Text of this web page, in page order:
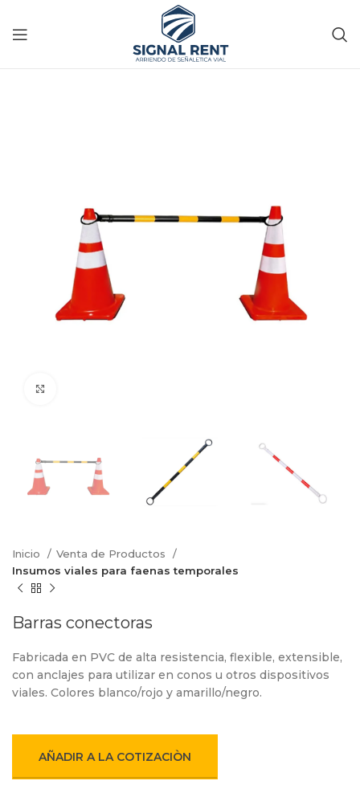
Inicio
Venta de Productos
Insumos viales para faenas temporales
Barras conectoras
Fabricada en PVC de alta resistencia, flexible, extensible,
con anclajes para utilizar en conos u otros dispositivos
viales. Colores blanco/rojo y amarillo/negro.
AÑADIR A LA COTIZACIÒN